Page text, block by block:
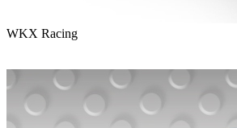
WKX Racing